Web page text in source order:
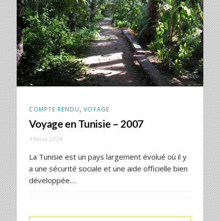
COMPTE RENDU, VOYAGE
Voyage en Tunisie – 2007
4 février 2018
La Tunisie est un pays largement évolué où il y
a une sécurité sociale et une aide officielle bien
développée.…